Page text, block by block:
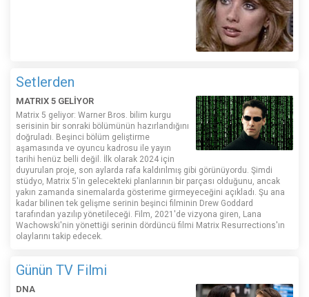
Setlerden
MATRIX 5 GELİYOR
Matrix 5 geliyor: Warner Bros. bilim kurgu
serisinin bir sonraki bölümünün hazırlandığını
doğruladı. Beşinci bölüm geliştirme
aşamasında ve oyuncu kadrosu ile yayın
tarihi henüz belli değil. İlk olarak 2024 için
duyurulan proje, son aylarda rafa kaldırılmış gibi görünüyordu. Şimdi
stüdyo, Matrix 5'in gelecekteki planlarının bir parçası olduğunu, ancak
yakın zamanda sinemalarda gösterime girmeyeceğini açıkladı. Şu ana
kadar bilinen tek gelişme serinin beşinci filminin Drew Goddard
tarafından yazılıp yönetileceği. Film, 2021'de vizyona giren, Lana
Wachowski'nin yönettiği serinin dördüncü filmi Matrix Resurrections'ın
olaylarını takip edecek.
Günün TV Filmi
DNA